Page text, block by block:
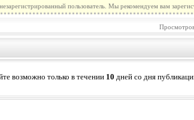
пользователь. Мы рекомендуем вам
возможно только в течении 10 дней со дня